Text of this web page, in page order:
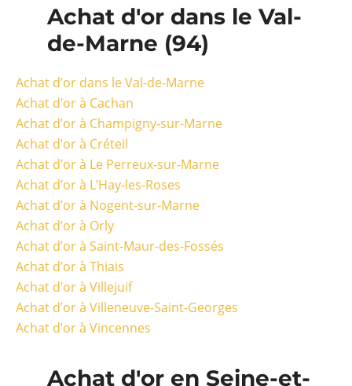
Achat d'or dans le Val-
de-Marne (94)
Achat d’or dans le Val-de-Marne
Achat d’or à Cachan
Achat d’or à Champigny-sur-Marne
Achat d’or à Créteil
Achat d’or à Le Perreux-sur-Marne
Achat d’or à L’Hay-les-Roses
Achat d’or à Nogent-sur-Marne
Achat d’or à Orly
Achat d’or à Saint-Maur-des-Fossés
Achat d’or à Thiais
Achat d’or à Villejuif
Achat d’or à Villeneuve-Saint-Georges
Achat d’or à Vincennes
Achat d'or en Seine-et-